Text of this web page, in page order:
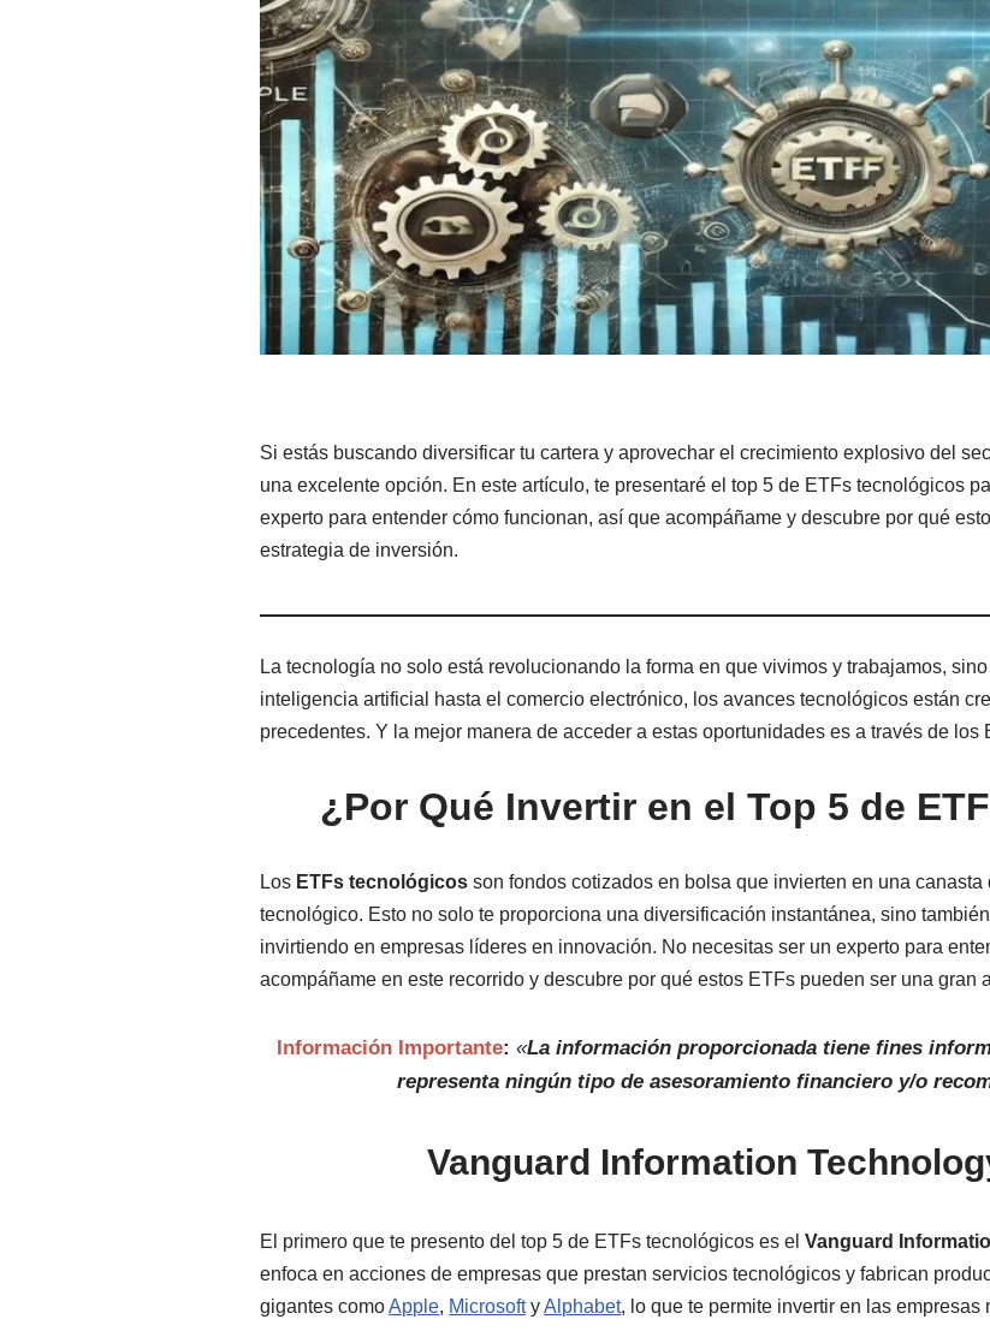
Si estás buscando diversificar tu cartera y aprovechar el crecimiento explosivo del
una excelente opción. En este artículo, te presentaré el top 5 de ETFs tecnológicos
experto para entender cómo funcionan, así que acompáñame y descubre por qué
estrategia de inversión.
La tecnología no solo está revolucionando la forma en que vivimos y trabajamos,
inteligencia artificial hasta el comercio electrónico, los avances tecnológicos están
precedentes. Y la mejor manera de acceder a estas oportunidades es a través de los
¿Por Qué Invertir en el Top 5 de
Los ETFs tecnológicos son fondos cotizados en bolsa que invierten en una
tecnológico. Esto no solo te proporciona una diversificación instantánea, sino
invirtiendo en empresas líderes en innovación. No necesitas ser un experto para
acompáñame en este recorrido y descubre por qué estos ETFs pueden ser una gran
Información Importante: «La información proporcionada tiene fines
representa ningún tipo de asesoramiento financiero y/o
Vanguard Information
El primero que te presento del top 5 de ETFs tecnológicos es elVanguard
enfoca en acciones de empresas que prestan servicios tecnológicos y fabrican
gigantes comoApple, MicrosoftyAlphabet, lo que te permite invertir en las empresas